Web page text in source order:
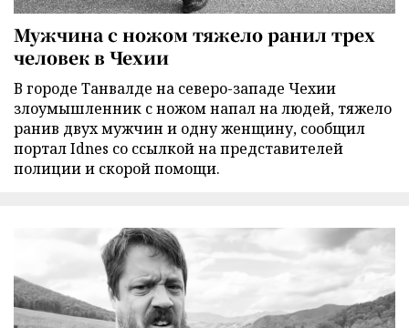
Мужчина с ножом тяжело ранил трех
человек в Чехии
В городе Танвалде на северо-западе Чехии
злоумышленник с ножом напал на людей, тяжело
ранив двух мужчин и одну женщину, сообщил
портал Idnes со ссылкой на представителей
полиции и скорой помощи.